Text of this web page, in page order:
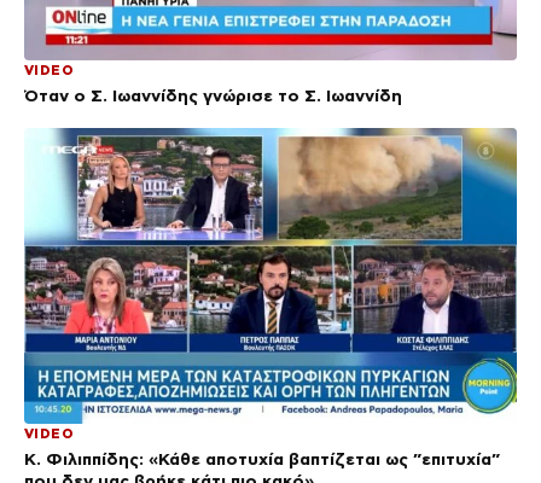
VIDEO
Όταν ο Σ. Ιωαννίδης γνώρισε το Σ. Ιωαννίδη
VIDEO
Κ. Φιλιππίδης: «Κάθε αποτυχία βαπτίζεται ως ”επιτυχία”